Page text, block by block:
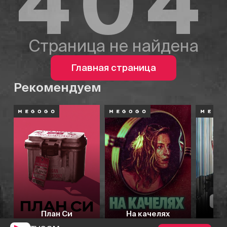
Страница не найдена
Главная страница
Рекомендуем
План Си На качелях